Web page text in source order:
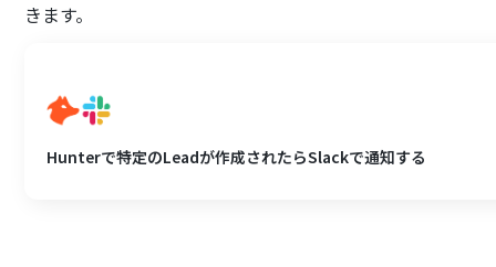
きます。
Hunterで特定のLeadが作成されたらSlackで通知する